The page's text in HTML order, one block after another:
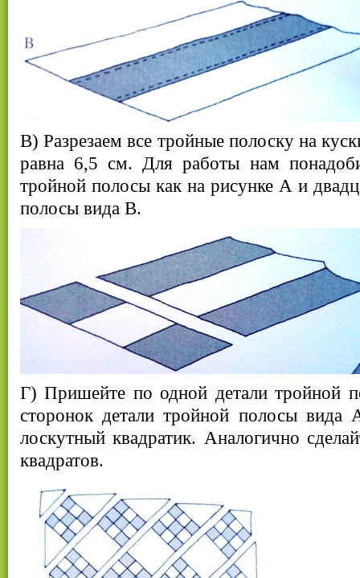
В) Разрезаем все тройные полоску на
равна 6,5 см. Для работы нам
тройной полосы как на рисунке А и
полосы вида В.
Г) Пришейте по одной детали тройной
сторонок детали тройной полосы вида
лоскутный квадратик. Аналогично
квадратов.